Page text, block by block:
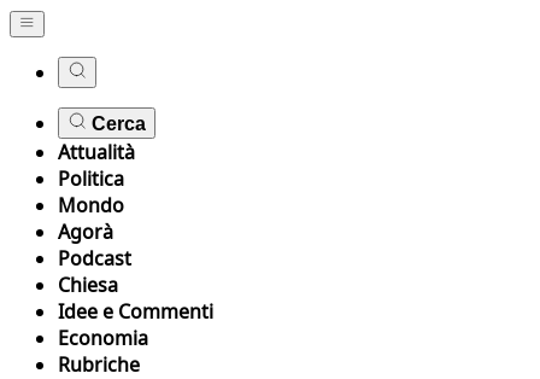
Cerca
Attualità
Politica
Mondo
Agorà
Podcast
Chiesa
Idee e Commenti
Economia
Rubriche